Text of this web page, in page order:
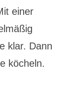
einer
klar. Dann
köcheln.